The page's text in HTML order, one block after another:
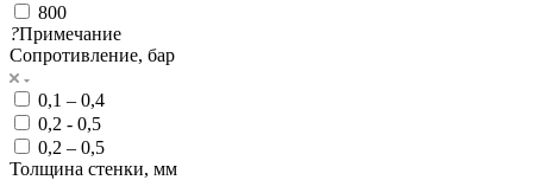
800
?Примечание
Сопротивление, бар
0,1 – 0,4
0,2 - 0,5
0,2 – 0,5
Толщина стенки, мм